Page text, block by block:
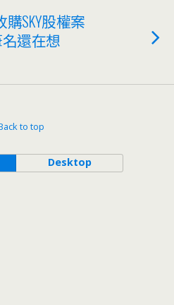
購SKY股權案
還在想
to top
Desktop